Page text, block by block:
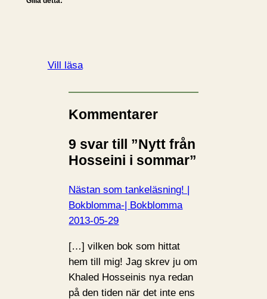
Vill läsa
Kommentarer
9 svar till ”Nytt från
Hosseini i sommar”
Nästan som tankeläsning! |
Bokblomma-| Bokblomma
2013-05-29
[…] vilken bok som hittat
hem till mig! Jag skrev ju om
Khaled Hosseinis nya redan
på den tiden när det inte ens